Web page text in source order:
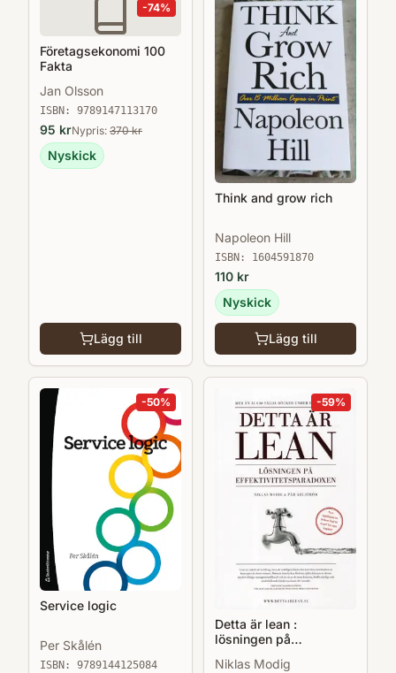
-74%
Företagsekonomi 100
Fakta
Jan Olsson
ISBN: 9789147113170
95 krNypris: 370kr
Nyskick
Lägg till
Think and grow rich
Napoleon Hill
ISBN: 1604591870
110 kr
Nyskick
Lägg till
-50%
Service logic
Per Skålén
ISBN: 9789144125084
-59%
Detta är lean :
lösningen på
Niklas Modig